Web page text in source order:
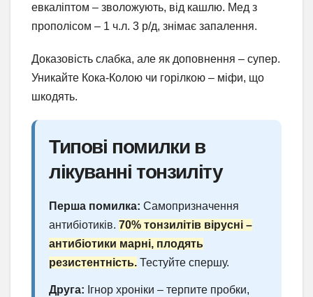
евкаліптом – зволожують, від кашлю. Мед з
прополісом – 1 ч.л. 3 р/д, знімає запалення.
Доказовість слабка, але як доповнення – супер.
Уникайте Кока-Колою чи горілкою – міфи, що
шкодять.
Типові помилки в
лікуванні тонзиліту
Перша помилка: Самопризначення
антибіотиків. 70% тонзилітів вірусні –
антибіотики марні, плодять
резистентність. Тестуйте спершу.
Друга: Ігнор хроніки – терпите пробки,